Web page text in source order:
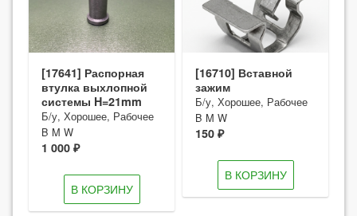
[17641] Распорная
втулка выхлопной
системы H=21mm
Б/у, Хорошее, Рабочее
B M W
1 000 ₽
В КОРЗИНУ
[16710] Вставной
зажим
Б/у, Хорошее, Рабочее
B M W
150 ₽
В КОРЗИНУ